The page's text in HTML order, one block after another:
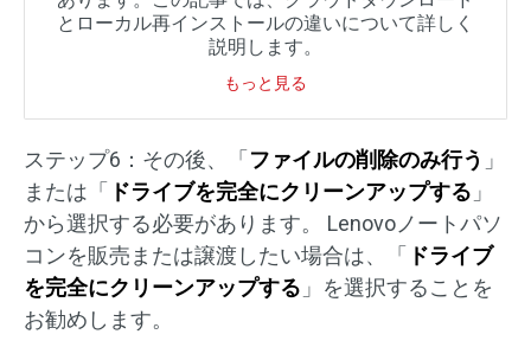
とローカル再インストールの違いについて詳しく
説明します。
もっと見る
ステップ6：その後、「 ファイルの削除のみ行う 」
または「 ドライブを完全にクリーンアップする 」
から選択する必要があります。 Lenovoノートパソ
コンを販売または譲渡したい場合は、「 ドライブ
を完全にクリーンアップする 」を選択することを
お勧めします。